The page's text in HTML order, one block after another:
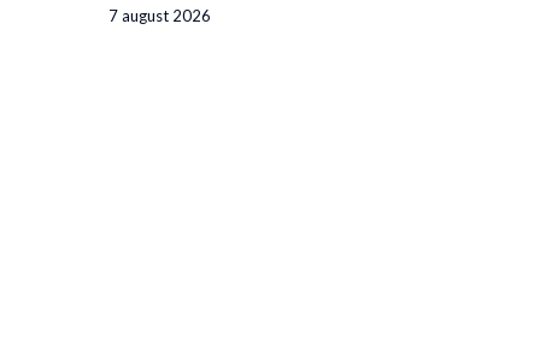
7 august 2026